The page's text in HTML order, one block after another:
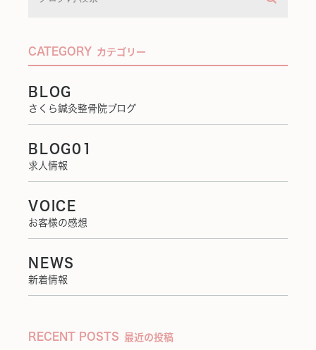
CATEGORY カテゴリー
BLOG
さくら鍼灸整骨院ブログ
BLOG01
求人情報
VOICE
お客様の感想
NEWS
新着情報
RECENT POSTS 最近の投稿